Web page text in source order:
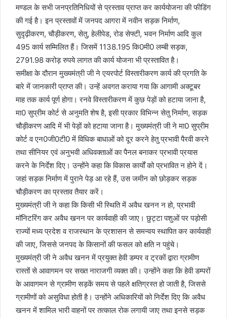
मण्डल के सभी जनप्रतिनिधियों से प्रस्ताव प्राप्त कर कार्ययोजना की फीडिंग
की गई है। इन प्रस्तावों में जनपद आगरा में नवीन सड़क निर्माण,
सुदृढ़ीकरण, चौड़ीकरण, सेतु, हेलीपेड, रोड सेफ्टी, भवन निर्माण आदि कुल
495 कार्य सम्मिलित हैं। जिसमें 1138.195 कि0मी0 लम्बी सड़क,
2791.98 करोड़ रुपये लागत की कार्य योजना भी प्रस्तावित है।
समीक्षा के दौरान मुख्यमंत्री जी ने एयरपोर्ट विस्तारीकरण कार्य की प्रगति के
बारे में जानकारी प्राप्त की। उन्हें अवगत कराया गया कि आगामी अक्टूबर
माह तक कार्य पूर्ण होगा। रनवे विस्तारीकरण में कुछ पेड़ों को हटाया जाना है,
मा0 सुप्रीम कोर्ट से अनुमति शेष है, इसी प्रकार विभिन्न सेतु निर्माण, सड़क
चौड़ीकरण आदि में भी पेड़ों को हटाया जाना है। मुख्यमंत्री जी ने मा0 सुप्रीम
कोर्ट व एन0जी0टी0 में विधिक बाधाओं को दूर करने हेतु प्रभावी पैरवी करने
तथा सीनियर एवं अनुभवी अधिवक्ताओं का पैनल बनाकर प्रभावी प्रयास
करने के निर्देश दिए। उन्होंने कहा कि विकास कार्यों को प्रभावित न होने दें।
जहां सड़क निर्माण में पुराने पेड़ आ रहे हैं, उस जमीन को छोड़कर सड़क
चौड़ीकरण का प्रस्ताव तैयार करें।
मुख्यमंत्री जी ने कहा कि किसी भी स्थिति में अवैध खनन न हो, प्रभावी
मॉनिटरिंग कर अवैध खनन पर कार्यवाही की जाए। छुट्टा पशुओं पर पड़ोसी
राज्यों मध्य प्रदेश व राजस्थान के प्रशासन से समन्वय स्थापित कर कार्यवाही
की जाए, जिससे जनपद के किसानों की फसल को क्षति न पहुंचे।
मुख्यमंत्री जी ने अवैध खनन में प्रयुक्त हेवी डम्पर व ट्रकों द्वारा ग्रामीण
रास्तों से आवागमन पर सख्त नाराजगी व्यक्त की। उन्होंने कहा कि हेवी डम्परों
के आवागमन से ग्रामीण सड़कें समय से पहले क्षतिग्रस्त हो जाती है, जिससे
ग्रामीणों को असुविधा होती है। उन्होंने अधिकारियों को निर्देश दिए कि अवैध
खनन में शामिल भारी वाहनों पर तत्काल रोक लगायी जाए तथा इनसे सड़क